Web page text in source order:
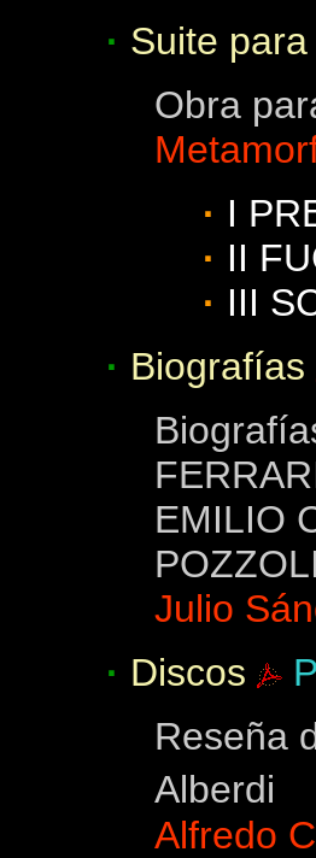
· Suite
Obra
· I
· II
· III
· Biografías
EMILIO
Julio
· Discos
Reseña
Alberdi
Alfredo